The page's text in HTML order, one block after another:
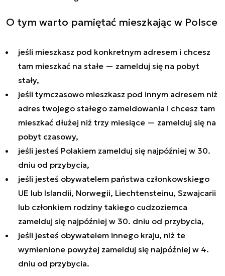
O tym warto pamiętać mieszkając w Polsce
jeśli mieszkasz pod konkretnym adresem i chcesz
tam mieszkać na stałe — zamelduj się na pobyt
stały,
jeśli tymczasowo mieszkasz pod innym adresem niż
adres twojego stałego zameldowania i chcesz tam
mieszkać dłużej niż trzy miesiące — zamelduj się na
pobyt czasowy,
jeśli jesteś Polakiem zamelduj się najpóźniej w 30.
dniu od przybycia,
jeśli jesteś obywatelem państwa członkowskiego
UE lub Islandii, Norwegii, Liechtensteinu, Szwajcarii
lub członkiem rodziny takiego cudzoziemca
zamelduj się najpóźniej w 30. dniu od przybycia,
jeśli jesteś obywatelem innego kraju, niż te
wymienione powyżej zamelduj się najpóźniej w 4.
dniu od przybycia.